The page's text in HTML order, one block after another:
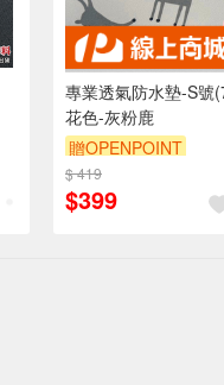
專業透氣防水墊-S號
花色-灰粉鹿
贈OPENPOINT
訂單滿 2000 元折
（運費不算在 2000
$ 419
$399